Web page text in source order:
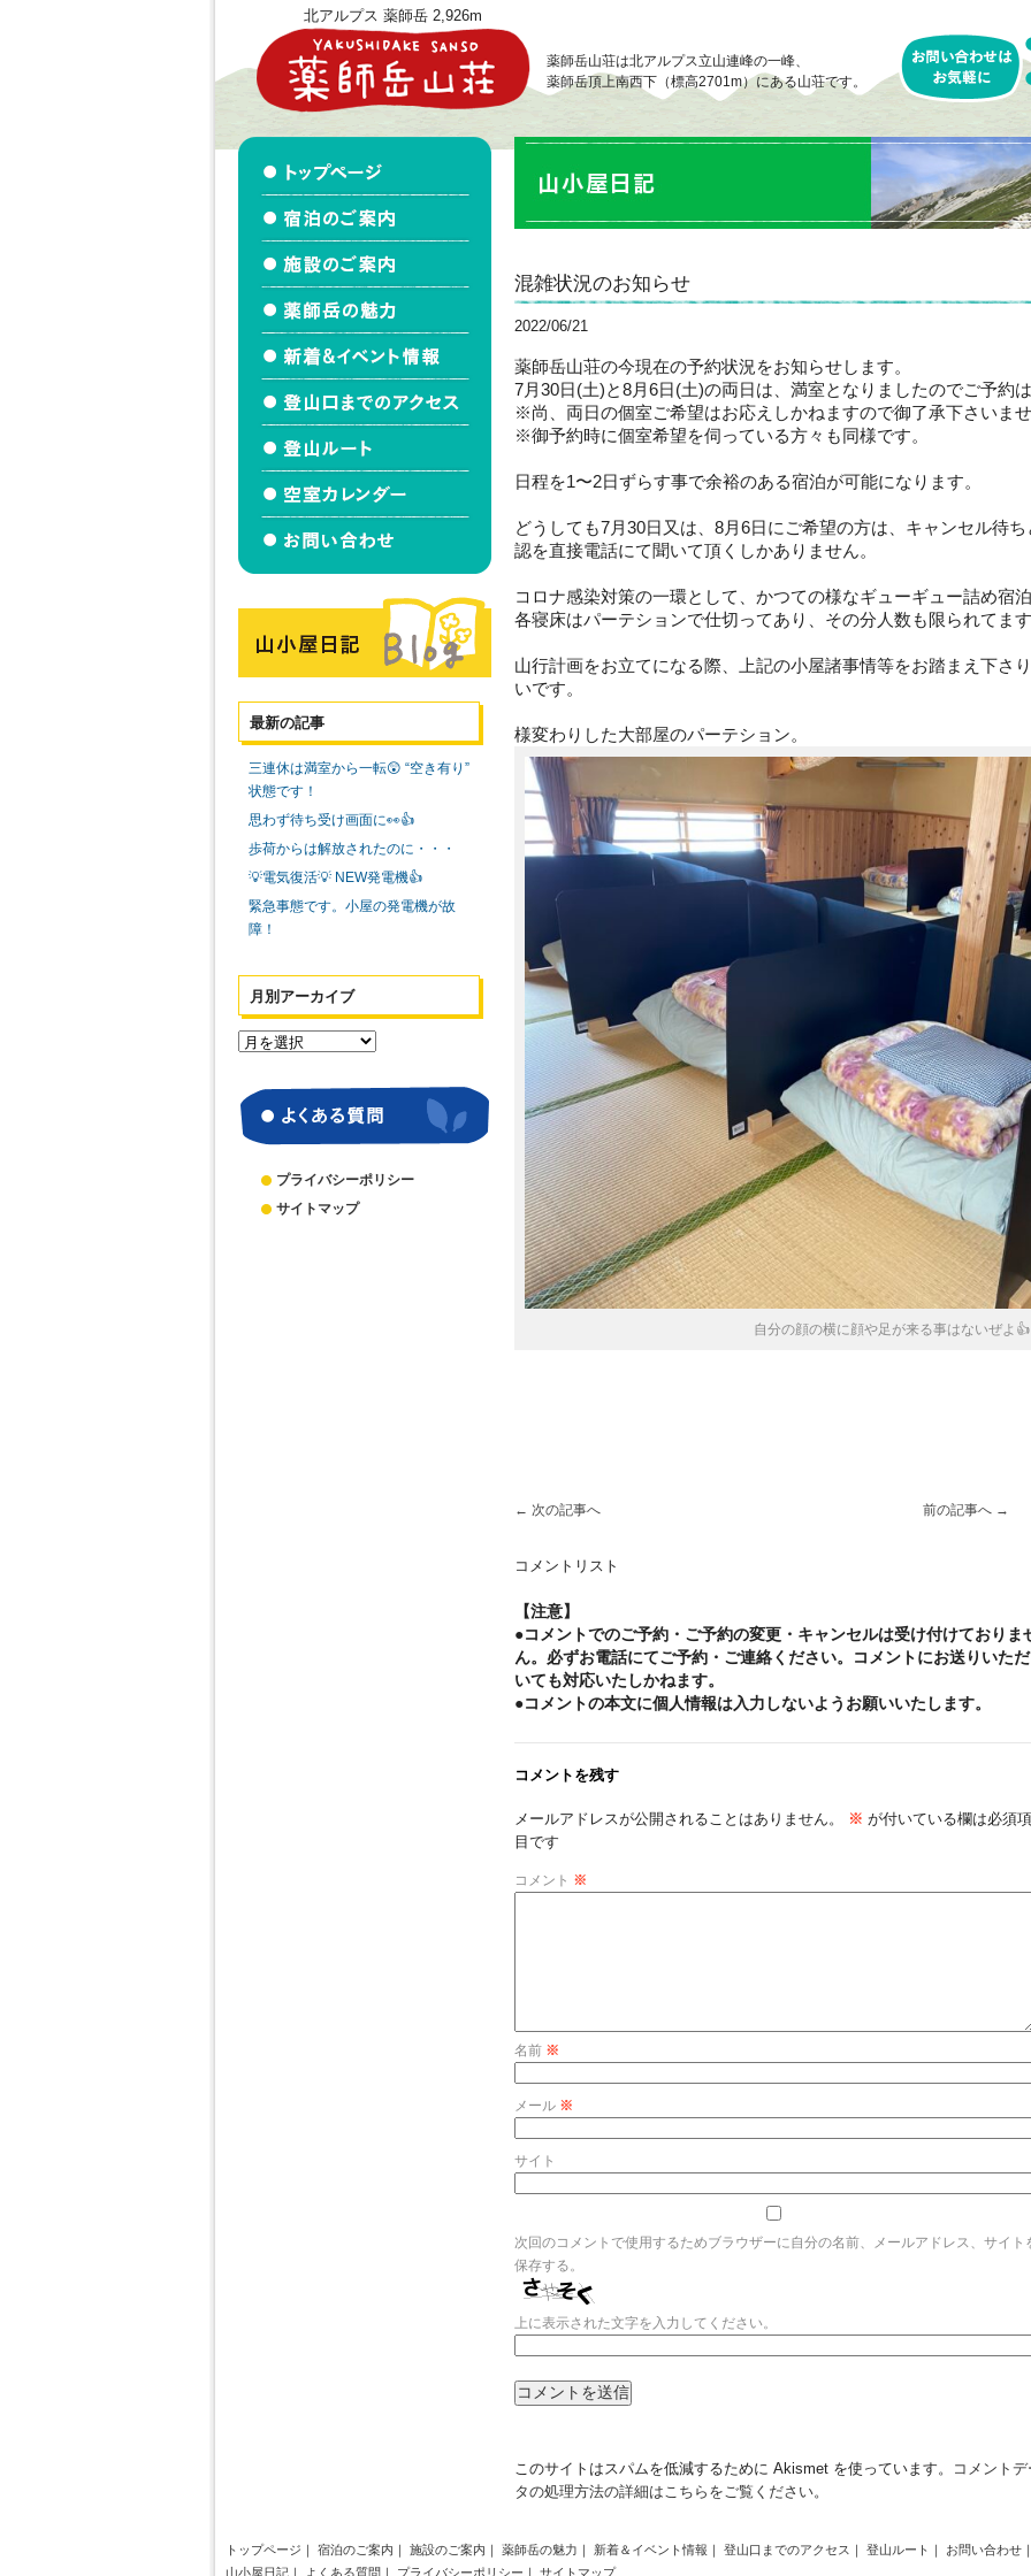
北アルプス 薬師岳 2,926m
薬師岳山荘は北アルプス立山連峰の一峰、
薬師岳頂上南西下（標高2701m）にある山荘です。
混雑状況のお知らせ
2022/06/21
薬師岳山荘の今現在の予約状況をお知らせします。
7月30日(土)と8月6日(土)の両日は、満室となりましたのでご予約
※尚、両日の個室ご希望はお応えしかねますので御了承下さいま
※御予約時に個室希望を伺っている方々も同様です。
日程を1〜2日ずらす事で余裕のある宿泊が可能になります。
どうしても7月30日又は、8月6日にご希望の方は、キャンセル待
認を直接電話にて聞いて頂くしかありません。
コロナ感染対策の一環として、かつての様なギューギュー詰め宿
各寝床はパーテションで仕切ってあり、その分人数も限られてま
山行計画をお立てになる際、上記の小屋諸事情等をお踏まえ下さ
いです。
様変わりした大部屋のパーテション。
自分の顔の横に顔や足が来る事はないぜよ👍
前の記事へ →
← 次の記事へ
コメントリスト
【注意】
●コメントでのご予約・ご予約の変更・キャンセルは受け付けておりま
ん。必ずお電話にてご予約・ご連絡ください。コメントにお送りいただ
いても対応いたしかねます。
●コメントの本文に個人情報は入力しないようお願いいたします。
コメントを残す
メールアドレスが公開されることはありません。 ※ が付いている欄は必須項
目です
コメント ※
名前 ※
メール ※
サイト
次回のコメントで使用するためブラウザーに自分の名前、メールアドレス、サイト
保存する。
上に表示された文字を入力してください。
このサイトはスパムを低減するために Akismet を使っています。
コメントデ
タの処理方法の詳細はこちらをご覧ください。
最新の記事
三連休は満室から一転😲 “空き有り”
状態です！
思わず待ち受け画面に👀👍
歩荷からは解放されたのに・・・
💡電気復活💡 NEW発電機👍
緊急事態です。小屋の発電機が故
障！
月別アーカイブ
月
ー
カ
プライバシーポリシー
サイトマップ
トップページ ｜ 宿泊のご案内 ｜ 施設のご案内 ｜ 薬師岳の魅力 ｜ 新着＆イベント情報 ｜ 登山口までのアクセス ｜ 登山ルート ｜ お問い合わせ
山小屋日記 ｜ よくある質問 ｜ プライバシーポリシー ｜ サイトマップ